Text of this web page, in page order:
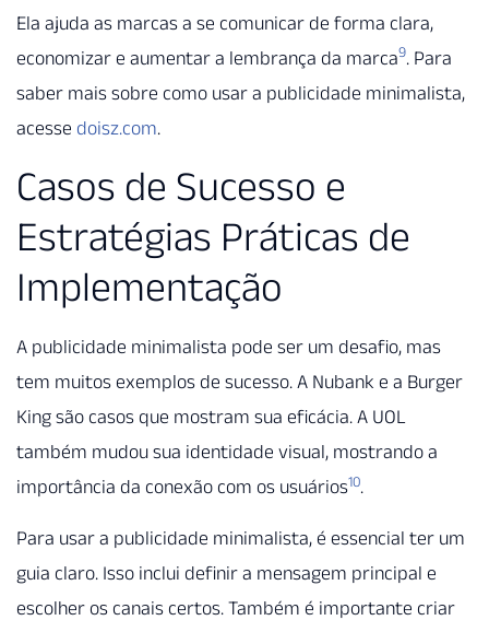
Ela ajuda as marcas a se comunicar de forma clara,
economizar e aumentar a lembrança da marca9. Para
saber mais sobre como usar a publicidade minimalista,
acesse doisz.com.
Casos de Sucesso e
Estratégias Práticas de
Implementação
A publicidade minimalista pode ser um desafio, mas
tem muitos exemplos de sucesso. A Nubank e a Burger
King são casos que mostram sua eficácia. A UOL
também mudou sua identidade visual, mostrando a
importância da conexão com os usuários10.
Para usar a publicidade minimalista, é essencial ter um
guia claro. Isso inclui definir a mensagem principal e
escolher os canais certos. Também é importante criar